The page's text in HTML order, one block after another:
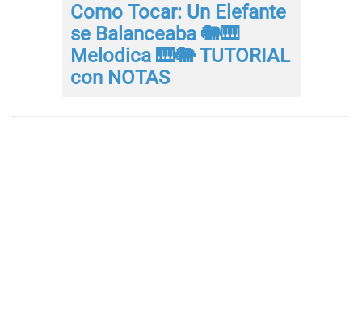
Como Tocar: Un Elefante
se Balanceaba 🐘🎹
Melodica 🎹🐘 TUTORIAL
con NOTAS